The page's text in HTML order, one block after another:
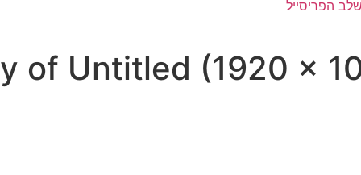
of Untitled (1920 ×